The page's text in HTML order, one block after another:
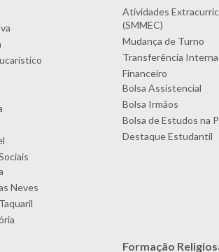
Neves
Atividades
(SMMEC)
Mudança de Turno
Transferência Interna
Financeiro
Bolsa Assistencial
Bolsa Irmãos
Bolsa de Estudos na
Destaque Estudantil
Formação